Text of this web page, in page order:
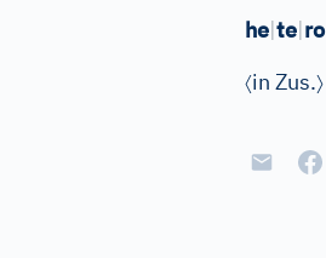
he|te|ro
〈in Zus.〉